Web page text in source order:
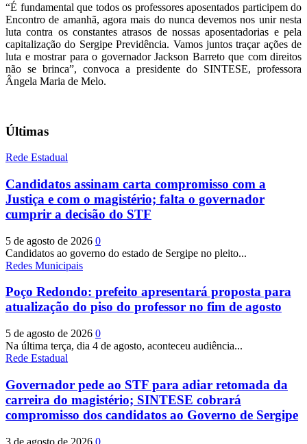
“É fundamental que todos os professores aposentados participem do
Encontro de amanhã, agora mais do nunca devemos nos unir nesta
luta contra os constantes atrasos de nossas aposentadorias e pela
capitalização do Sergipe Previdência. Vamos juntos traçar ações de
luta e mostrar para o governador Jackson Barreto que com direitos
não se brinca”, convoca a presidente do SINTESE, professora
Ângela Maria de Melo.
Últimas
Rede Estadual
Candidatos assinam carta compromisso com a
Justiça e com o magistério; falta o governador
cumprir a decisão do STF
5 de agosto de 2026 0
Candidatos ao governo do estado de Sergipe no pleito...
Redes Municipais
Poço Redondo: prefeito apresentará proposta para
atualização do piso do professor no fim de agosto
5 de agosto de 2026 0
Na última terça, dia 4 de agosto, aconteceu audiência...
Rede Estadual
Governador pede ao STF para adiar retomada da
carreira do magistério; SINTESE cobrará
compromisso dos candidatos ao Governo de Sergipe
3 de agosto de 2026 0